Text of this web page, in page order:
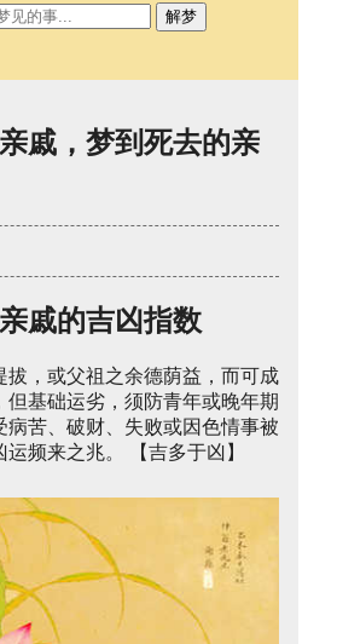
戚，梦到死去的亲
戚的吉凶指数
拔，或父祖之余德荫益，而可成
但基础运劣，须防青年或晚年期
病苦、破财、失败或因色情事被
频来之兆。 【吉多于凶】
解梦